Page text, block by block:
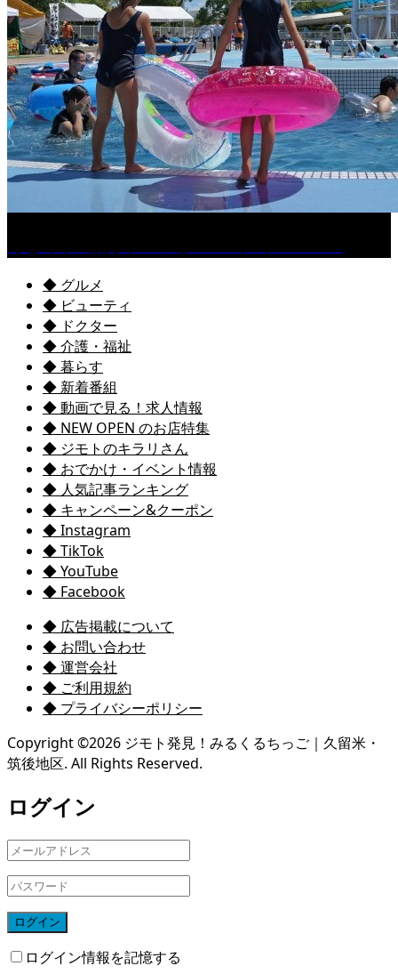
◆ グルメ
◆ ビューティ
◆ ドクター
◆ 介護・福祉
◆ 暮らす
◆ 新着番組
◆ 動画で見る！求人情報
◆ NEW OPEN のお店特集
◆ ジモトのキラリさん
◆ おでかけ・イベント情報
◆ 人気記事ランキング
◆ キャンペーン&クーポン
◆ Instagram
◆ TikTok
◆ YouTube
◆ Facebook
◆ 広告掲載について
◆ お問い合わせ
◆ 運営会社
◆ ご利用規約
◆ プライバシーポリシー
Copyright ©2026 ジモト発見！みるくるちっご｜久留米・
筑後地区. All Rights Reserved.
ログイン
ログイン
ログイン情報を記憶する